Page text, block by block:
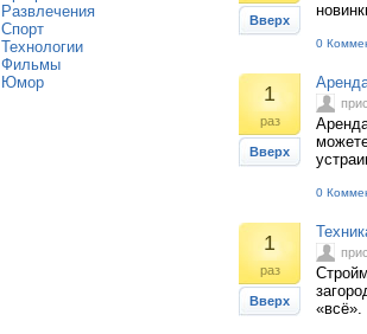
Развлечения
Спорт
Технологии
Фильмы
Юмор
Вверх
0
1
раз
Вверх
0
1
раз
Вверх
«всё».